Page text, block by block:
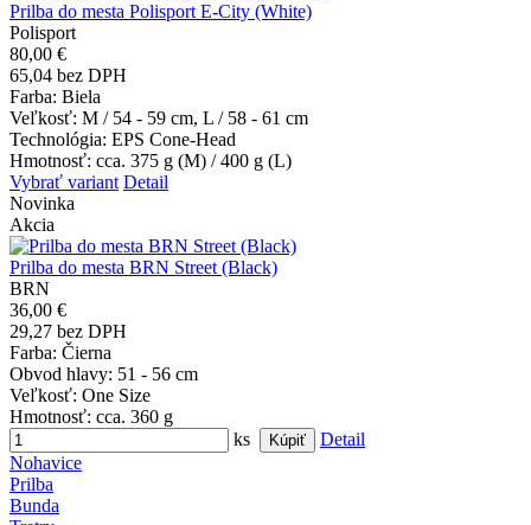
Prilba do mesta Polisport E-City (White)
Polisport
80,00 €
65,04 bez DPH
Farba: Biela
Veľkosť: M / 54 - 59 cm, L / 58 - 61 cm
Technológia: EPS Cone-Head
Hmotnosť: cca. 375 g (M) / 400 g (L)
Vybrať variant Detail
Novinka
Akcia
Prilba do mesta BRN Street (Black)
BRN
36,00 €
29,27 bez DPH
Farba: Čierna
Obvod hlavy: 51 - 56 cm
Veľkosť: One Size
Hmotnosť: cca. 360 g
ks
Detail
Nohavice
Prilba
Bunda